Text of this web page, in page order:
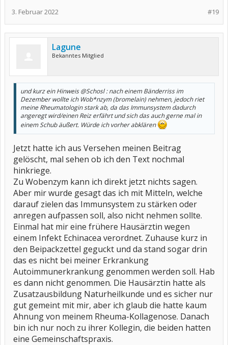
#19
3. Februar 2022
Lagune
Bekanntes Mitglied
und kurz ein Hinweis @Schosl : nach einem Bänderriss im
Dezember wollte ich Wob*nzym (bromelain) nehmen, jedoch riet
meine Rheumatologin stark ab, da das Immunsystem dadurch
angeregt wird/einen Reiz erfährt und sich das auch gerne mal in
einem Schub äußert. Würde ich vorher abklären
Jetzt hatte ich aus Versehen meinen Beitrag
gelöscht, mal sehen ob ich den Text nochmal
hinkriege.
Zu Wobenzym kann ich direkt jetzt nichts sagen.
Aber mir wurde gesagt das ich mit Mitteln, welche
darauf zielen das Immunsystem zu stärken oder
anregen aufpassen soll, also nicht nehmen sollte.
Einmal hat mir eine frühere Hausärztin wegen
einem Infekt Echinacea verordnet. Zuhause kurz in
den Beipackzettel geguckt und da stand sogar drin
das es nicht bei meiner Erkrankung
Autoimmunerkrankung genommen werden soll. Hab
es dann nicht genommen. Die Hausärztin hatte als
Zusatzausbildung Naturheilkunde und es sicher nur
gut gemeint mit mir, aber ich glaub die hatte kaum
Ahnung von meinem Rheuma-Kollagenose. Danach
bin ich nur noch zu ihrer Kollegin, die beiden hatten
eine Gemeinschaftspraxis.